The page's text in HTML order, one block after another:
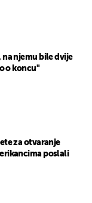
na njemu bile dvije
o koncu"
za otvaranje
poslali